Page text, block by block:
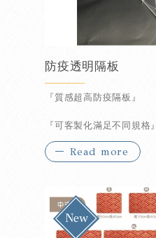
防疫透明隔板
『質感超高防疫隔板』
『可客製化滿足不同規格』
『可酒精擦拭可水洗』
Read more